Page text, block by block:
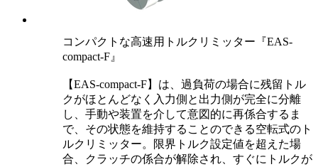
コンパクトな高速用トルクリミッター『EAS-
compact-F』
【EAS-compact-F】は、過負荷の場合に残留トル
クがほとんどなく入力側と出力側が完全に分離
し、手動や装置を介して意図的に再係合するま
で、その状態を維持することのできる空転式のト
ルクリミッター。限界トルク設定値を超えた場
合、クラッチの係合が解除され、すぐにトルクが